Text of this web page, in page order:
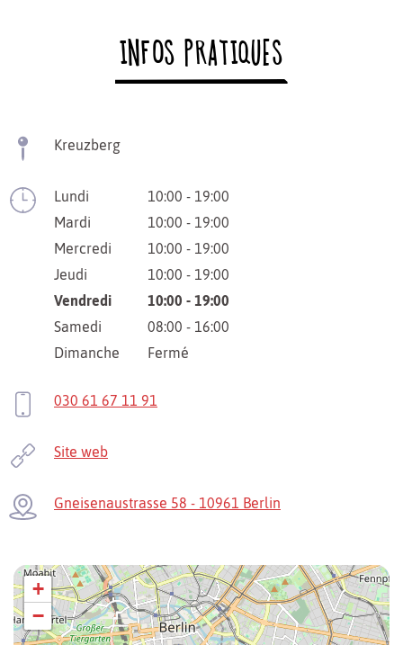
INFOS PRATIQUES
Kreuzberg
Lundi
10:00 - 19:00
Mardi
10:00 - 19:00
Mercredi
10:00 - 19:00
Jeudi
10:00 - 19:00
Vendredi
10:00 - 19:00
Samedi
08:00 - 16:00
Dimanche
Fermé
030 61 67 11 91
Site web
Gneisenaustrasse 58 - 10961 Berlin
+
−